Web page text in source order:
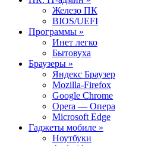
Железо ПК
BIOS/UEFI
Программы »
Инет легко
Бытовуха
Браузеры »
Яндекс Браузер
Mozilla-Firefox
Google Chrome
Opera — Опера
Microsoft Edge
Гаджеты мобиле »
Ноутбуки